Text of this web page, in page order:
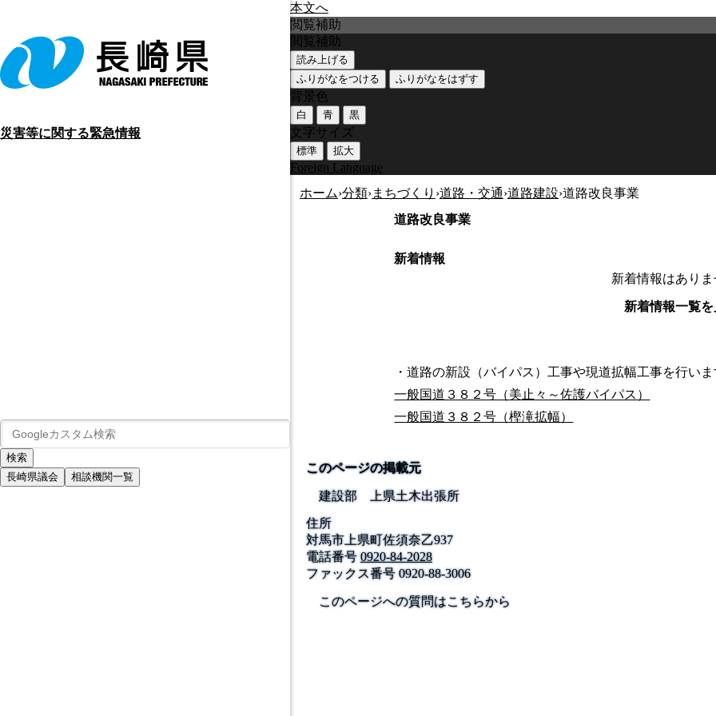
本文へ
災害等に関する緊急情報
長崎県議会 相談機関一覧
閲覧補助
閲覧補助
読み上げる
ふりがなをつける
ふりがなをはずす
背景色
白 青 黒
文字サイズ
標準 拡大
Foreign Language
ホーム›分類›まちづくり ›道路・交通›道路建設›道路改良事業
道路改良事業
新着情報
新着情報はあり
新着情報一覧
・道路の新設（バイパス）工事や現道拡幅工事を行い
一般国道３８２号（美止々～佐護バイパス）
一般国道３８２号（樫滝拡幅）
このページの掲載元
建設部 上県土木出張所
住所
対馬市上県町佐須奈乙937
電話番号 0920-84-2028
ファックス番号0920-88-3006
このページへの質問はこちらから
公式SNS
このサイトについて
長崎県庁